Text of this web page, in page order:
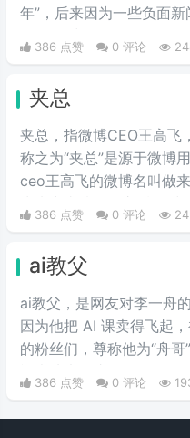
年”，后来因为一些负面
386 点赞 0 评论
夹总
夹总，指微博CEO王高飞
称之为“夹总”是源于微博
ceo王高飞的微博名叫做
为来字去掉一竖之后是“
为称为“夹”，所以来去之
386 点赞 0 评论
ai教父
ai教父，是网友对李一舟
因为他把 AI 课卖得飞起
的粉丝们，尊称他为“舟哥
他的课程是“智商税”。
386 点赞 0 评论